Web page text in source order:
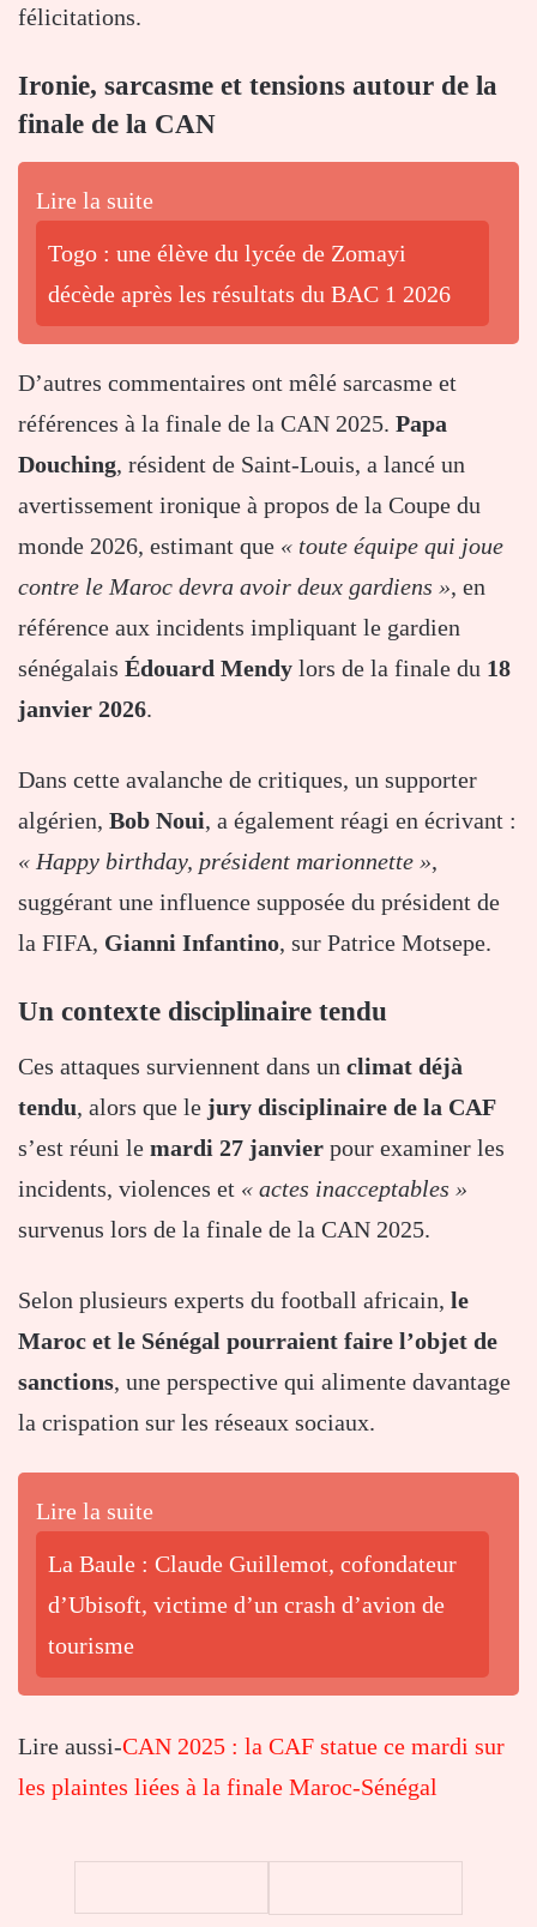
félicitations.
Ironie, sarcasme et tensions autour de la
finale de la CAN
Lire la suite
Togo : une élève du lycée de Zomayi
décède après les résultats du BAC 1 2026
D’autres commentaires ont mêlé sarcasme et
références à la finale de la CAN 2025. Papa
Douching, résident de Saint-Louis, a lancé un
avertissement ironique à propos de la Coupe du
monde 2026, estimant que « toute équipe qui joue
contre le Maroc devra avoir deux gardiens », en
référence aux incidents impliquant le gardien
sénégalais Édouard Mendy lors de la finale du 18
janvier 2026.
Dans cette avalanche de critiques, un supporter
algérien, Bob Noui, a également réagi en écrivant :
« Happy birthday, président marionnette »,
suggérant une influence supposée du président de
la FIFA, Gianni Infantino, sur Patrice Motsepe.
Un contexte disciplinaire tendu
Ces attaques surviennent dans un climat déjà
tendu, alors que le jury disciplinaire de la CAF
s’est réuni le mardi 27 janvier pour examiner les
incidents, violences et « actes inacceptables »
survenus lors de la finale de la CAN 2025.
Selon plusieurs experts du football africain, le
Maroc et le Sénégal pourraient faire l’objet de
sanctions, une perspective qui alimente davantage
la crispation sur les réseaux sociaux.
Lire la suite
La Baule : Claude Guillemot, cofondateur
d’Ubisoft, victime d’un crash d’avion de
tourisme
Lire aussi-CAN 2025 : la CAF statue ce mardi sur
les plaintes liées à la finale Maroc-Sénégal